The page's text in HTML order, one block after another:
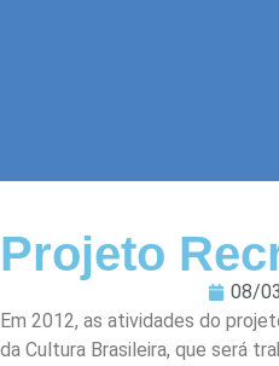
Projeto
08/
Em 2012, as atividades do
da Cultura Brasileira, que será